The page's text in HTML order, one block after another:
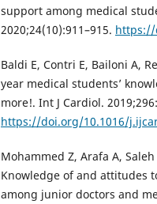
support among medical
2020;24(10):911–915. https://
Baldi E, Contri E, Bailoni A,
year medical students’
more!. Int J Cardiol.
https://doi.org/10.1016/
Mohammed Z, Arafa A,
Knowledge of and attitudes
among junior doctors and